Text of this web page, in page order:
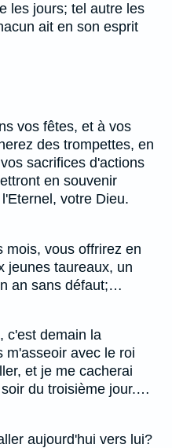
les jours; tel autre les
ait en son esprit
vos fêtes, et à vos
des trompettes, en
sacrifices d'actions
en souvenir
votre Dieu.
mois, vous offrirez en
jeunes taureaux, un
an sans défaut;…
c'est demain la
m'asseoir avec le roi
et je me cacherai
du troisième jour.…
aujourd'hui vers lui?